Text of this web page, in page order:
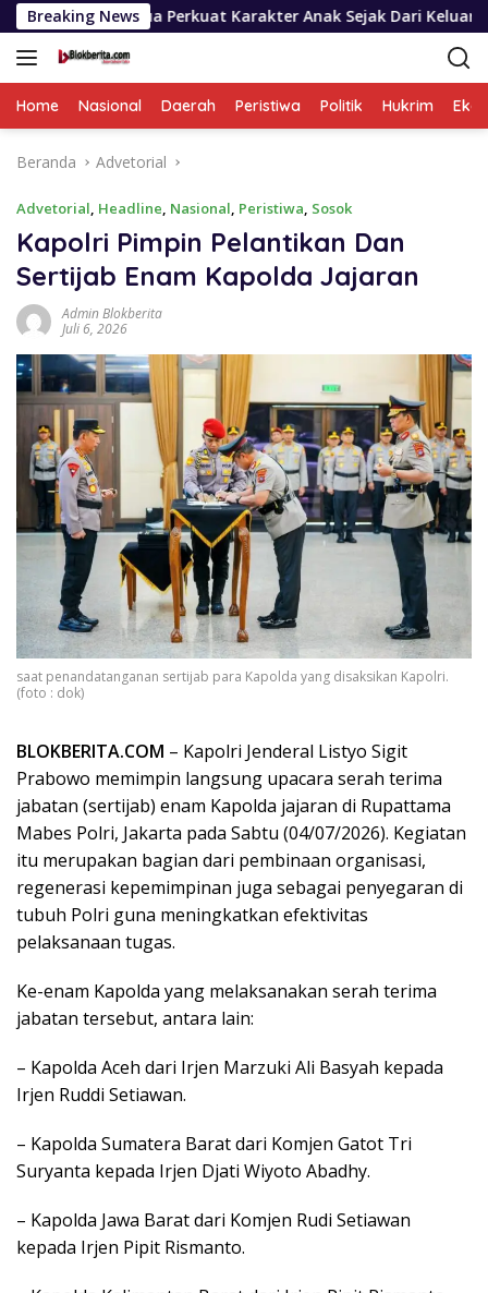
Langsung
ke
konten
Breaking News
Perkuat Karakter Anak Sejak Dari Keluarga Wagub
Home Nasional Daerah Peristiwa Politik Hukrim
Beranda Advetorial
Advetorial, Headline, Nasional, Peristiwa, Sosok
Kapolri Pimpin Pelantikan Dan
Sertijab Enam Kapolda Jajaran
Admin Blokberita
Juli 6, 2026
saat penandatanganan sertijab para Kapolda yang disaksikan Kapolri.
(foto : dok)
BLOKBERITA.COM – Kapolri Jenderal Listyo Sigit
Prabowo memimpin langsung upacara serah terima
jabatan (sertijab) enam Kapolda jajaran di Rupattama
Mabes Polri, Jakarta pada Sabtu (04/07/2026). Kegiatan
itu merupakan bagian dari pembinaan organisasi,
regenerasi kepemimpinan juga sebagai penyegaran di
tubuh Polri guna meningkatkan efektivitas
pelaksanaan tugas.
Ke-enam Kapolda yang melaksanakan serah terima
jabatan tersebut, antara lain:
– Kapolda Aceh dari Irjen Marzuki Ali Basyah kepada
Irjen Ruddi Setiawan.
– Kapolda Sumatera Barat dari Komjen Gatot Tri
Suryanta kepada Irjen Djati Wiyoto Abadhy.
– Kapolda Jawa Barat dari Komjen Rudi Setiawan
kepada Irjen Pipit Rismanto.